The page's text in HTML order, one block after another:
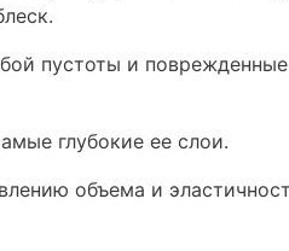
пустоты и
глубокие ее слои.
объема и